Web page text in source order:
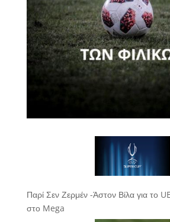
Παρί Σεν Ζερμέν -Άστον Βίλα για το
στο Mega